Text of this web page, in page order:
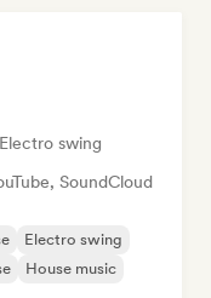
Electro swing
SoundCloud
Electro swing
House music